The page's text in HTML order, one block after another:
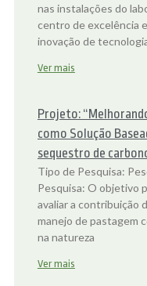
nas instalações do
centro de excelência
inovação de
Ver mais
Projeto:
como Solução
sequestro de
Tipo de Pesquisa:
Pesquisa: O objetivo
avaliar a contribuição
manejo de pastagem
na natureza
Ver mais